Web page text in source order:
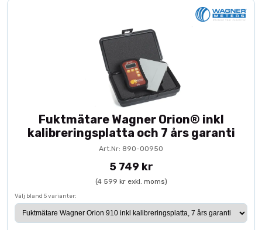
Fuktmätare Wagner Orion® inkl
kalibreringsplatta och 7 års garanti
Art.Nr: 890-00950
5 749 kr
(4 599 kr exkl. moms)
Välj bland 5 varianter: